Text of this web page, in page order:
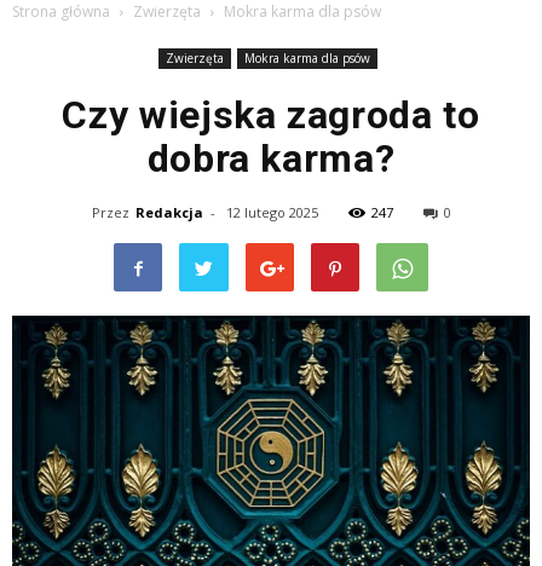
Strona główna Zwierzęta Mokra karma dla psów
Zwierzęta Mokra karma dla psów
Czy wiejska zagroda to
dobra karma?
Przez Redakcja - 12 lutego 2025 247 0